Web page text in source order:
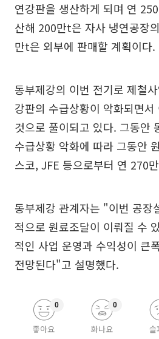
연강판을 생산하게 되며 연
산해 200만t은 자사 냉연공장
만t은 외부에 판매할 계획이다.
동부제강의 이번 전기로 제철
강판의 수급상황이 악화되면
것으로 풀이되고 있다. 그동안
수급상황 악화에 따라 그동안
스코, JFE 등으로부터 연 270
동부제강 관계자는 "이번 공장
적으로 원료조달이 이뤄질 수
적인 사업 운영과 수익성이 큰
전망된다"고 설명했다.
좋아요
0
화나요
0
슬